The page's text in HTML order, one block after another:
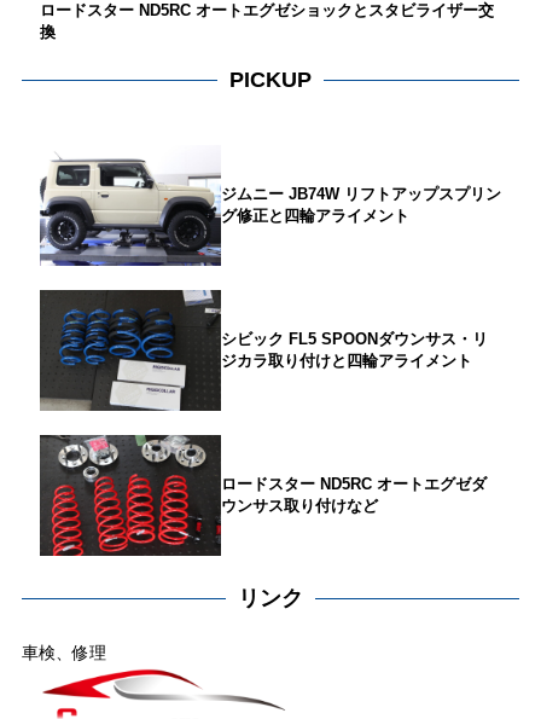
ロードスター ND5RC オートエグゼショックとスタビライザー交
換
PICKUP
ジムニー JB74W リフトアップスプリン
グ修正と四輪アライメント
シビック FL5 SPOONダウンサス・リ
ジカラ取り付けと四輪アライメント
ロードスター ND5RC オートエグゼダ
ウンサス取り付けなど
リンク
車検、修理